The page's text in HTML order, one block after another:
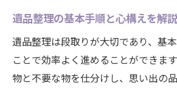
遺品整理で買取価格を上げ
高価買取が期待できる遺品
買取査定に強い遺品整理の
遺品整理と買取を両立させ
遺品整理の基本手順と心構えを解説
遺品整理は段取りが大切であり、基
ことで効率よく進めることができま
物と不要な物を仕分けし、思い出の